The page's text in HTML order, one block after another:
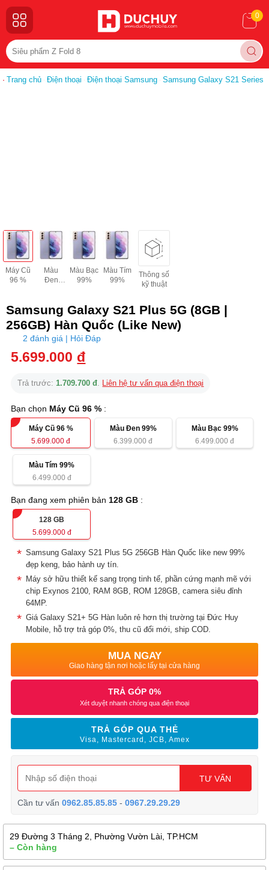
0
Trang chủ Điện thoại Điện thoại Samsung Samsung Galaxy S21 Series
Máy Cũ
96 %
Màu
Đen
Màu Bạc
99%
Màu Tím
99%
Thông số
kỹ thuật
Samsung Galaxy S21 Plus 5G (8GB |
256GB) Hàn Quốc (Like New)
2 đánh giá | Hỏi Đáp
5.699.000 đ
Trả trước:1.709.700 đ. Liên hệ tư vấn qua điện thoại
Bạn chọn Máy Cũ 96 % :
Máy Cũ 96 %
5.699.000 đ
Màu Đen 99%
6.399.000 đ
Màu Bạc 99%
6.499.000 đ
Màu Tím 99%
6.499.000đ
Bạn đang xem phiên bản 128 GB :
128 GB
5.699.000đ
Samsung Galaxy S21 Plus 5G 256GB Hàn Quốc like new 99%
đẹp keng, bảo hành uy tín.
Máy sở hữu thiết kế sang trọng tinh tế, phần cứng mạnh mẽ với
chip Exynos 2100, RAM 8GB, ROM 128GB, camera siêu đỉnh
64MP.
Giá Galaxy S21+ 5G Hàn luôn rẻ hơn thị trường tại Đức Huy
Mobile, hỗ trợ trả góp 0%, thu cũ đổi mới, ship COD.
MUA NGAY
Giao hàng tận nơi hoặc lấy tại cửa hàng
TRẢ GÓP 0%
Xét duyệt nhanh chóng qua điện thoại
TRẢ GÓP QUA THẺ
Visa, Mastercard, JCB, Amex
TƯ VẤN
Cần tư vấn0962.85.85.85 -0967.29.29.29
29 Đường 3 Tháng 2, Phường Vườn Lài, TP.HCM
– Còn hàng